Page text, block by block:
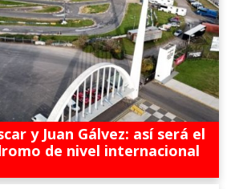
y Juan Gálvez: así será el
de nivel internacional